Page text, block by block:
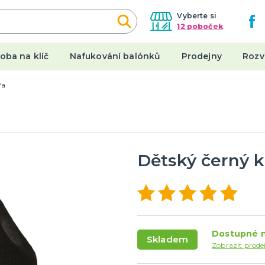
Vyberte si
12 poboček
na klíč Nafukování balónků Prodejny
Dětské kostýmy
a nehty
a punčocháče
Placky
Stolní hry a další
Dětský černý
Skladem Dostupné
Zobrazit